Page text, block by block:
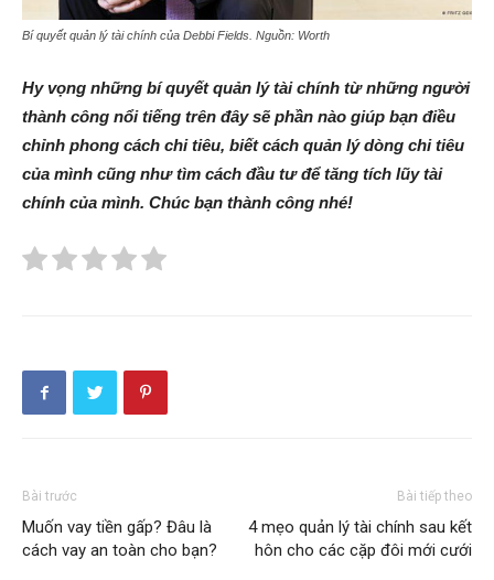
Bí quyết quản lý tài chính của Debbi Fields. Nguồn: Worth
Hy vọng những bí quyết quản lý tài chính từ những người
thành công nổi tiếng trên đây sẽ phần nào giúp bạn điều
chỉnh phong cách chi tiêu, biết cách quản lý dòng chi tiêu
của mình cũng như tìm cách đầu tư để tăng tích lũy tài
chính của mình. Chúc bạn thành công nhé!
Bài trước
Muốn vay tiền gấp? Đâu là
cách vay an toàn cho bạn?
Bài tiếp theo
4 mẹo quản lý tài chính sau kết
hôn cho các cặp đôi mới cưới